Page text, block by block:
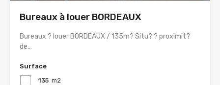
Bureaux à louer BORDEAUX
Bureaux ? louer BORDEAUX / 135m? Situ? ? proximit?
de…
Surface
135 m2